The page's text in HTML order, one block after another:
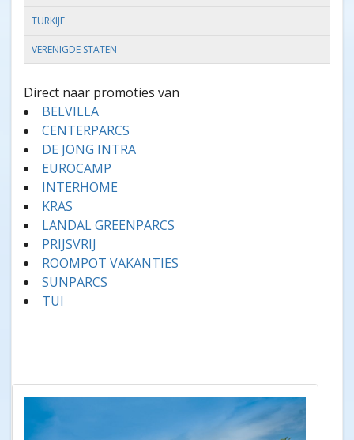
TURKIJE
VERENIGDE STATEN
Direct naar promoties van
BELVILLA
CENTERPARCS
DE JONG INTRA
EUROCAMP
INTERHOME
KRAS
LANDAL GREENPARCS
PRIJSVRIJ
ROOMPOT VAKANTIES
SUNPARCS
TUI